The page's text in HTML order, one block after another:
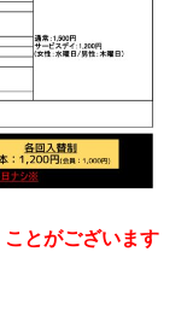
とがございます